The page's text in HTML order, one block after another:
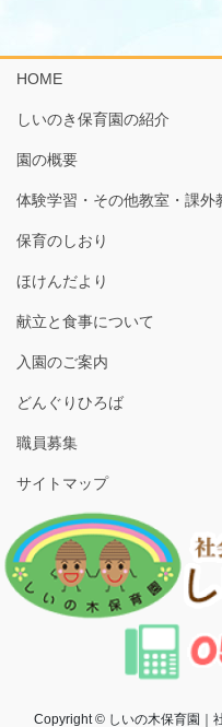
HOME
しいのき保育園の紹介
園の概要
体験学習・その他教室・課外
保育のしおり
ほけんだより
献立と食事について
入園のご案内
どんぐりひろば
職員募集
サイトマップ
Copyright © しいの木保育園｜